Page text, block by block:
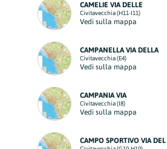
CAMELIE VIA DELLE
Civitavecchia (H11-I11)
Vedi sulla mappa
CAMPANELLA VIA DELLA
Civitavecchia (E4)
Vedi sulla mappa
CAMPANIA VIA
Civitavecchia (I8)
Vedi sulla mappa
CAMPO SPORTIVO VIA DEL